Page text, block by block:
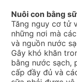
Nuôi con bằng
Tăng nguy cơ tử
những nơi mà
và nguồn nước
Gây khó khăn
bằng nước sạch,
cấp đầy đủ và